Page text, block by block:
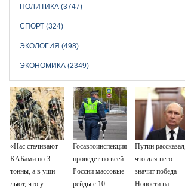
ПОЛИТИКА (3747)
СПОРТ (324)
ЭКОЛОГИЯ (498)
ЭКОНОМИКА (2349)
«Нас стачивают
КАБами по 3
тонны, а в уши
льют, что у
Госавтоинспекция
проведет по всей
России массовые
рейды с 10
Путин рассказал,
что для него
значит победа -
Новости на